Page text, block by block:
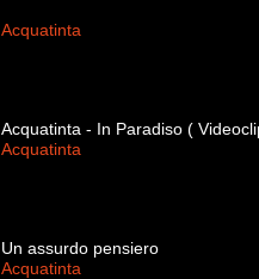
Acquatinta
Acquatinta - In Paradiso (
Acquatinta
Un assurdo pensiero
Acquatinta